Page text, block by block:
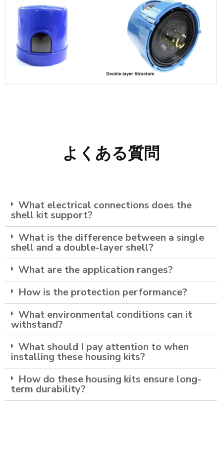
よくある質問
What electrical connections does the
shell kit support?
What is the difference between a single
shell and a double-layer shell?
What are the application ranges?
How is the protection performance?
What environmental conditions can it
withstand?
What should I pay attention to when
installing these housing kits?
How do these housing kits ensure long-
term durability?